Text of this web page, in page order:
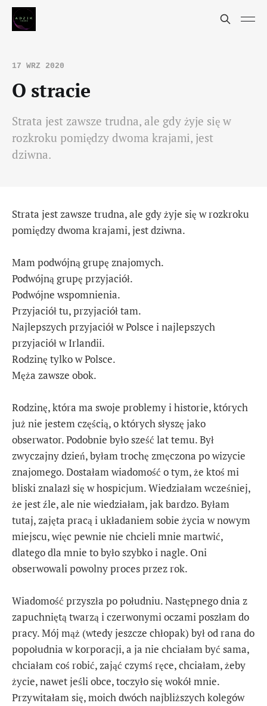
17 WRZ 2020
O stracie
Strata jest zawsze trudna, ale gdy żyje się w
rozkroku pomiędzy dwoma krajami, jest
dziwna.
Strata jest zawsze trudna, ale gdy żyje się w rozkroku
pomiędzy dwoma krajami, jest dziwna.
Mam podwójną grupę znajomych.
Podwójną grupę przyjaciół.
Podwójne wspomnienia.
Przyjaciół tu, przyjaciół tam.
Najlepszych przyjaciół w Polsce i najlepszych
przyjaciół w Irlandii.
Rodzinę tylko w Polsce.
Męża zawsze obok.
Rodzinę, która ma swoje problemy i historie, których
już nie jestem częścią, o których słyszę jako
obserwator. Podobnie było sześć lat temu. Był
zwyczajny dzień, byłam trochę zmęczona po wizycie
znajomego. Dostałam wiadomość o tym, że ktoś mi
bliski znalazł się w hospicjum. Wiedziałam wcześniej,
że jest źle, ale nie wiedziałam, jak bardzo. Byłam
tutaj, zajęta pracą i układaniem sobie życia w nowym
miejscu, więc pewnie nie chcieli mnie martwić,
dlatego dla mnie to było szybko i nagle. Oni
obserwowali powolny proces przez rok.
Wiadomość przyszła po południu. Następnego dnia z
zapuchniętą twarzą i czerwonymi oczami poszłam do
pracy. Mój mąż (wtedy jeszcze chłopak) był od rana do
popołudnia w korporacji, a ja nie chciałam być sama,
chciałam coś robić, zająć czymś ręce, chciałam, żeby
życie, nawet jeśli obce, toczyło się wokół mnie.
Przywitałam się, moich dwóch najbliższych kolegów